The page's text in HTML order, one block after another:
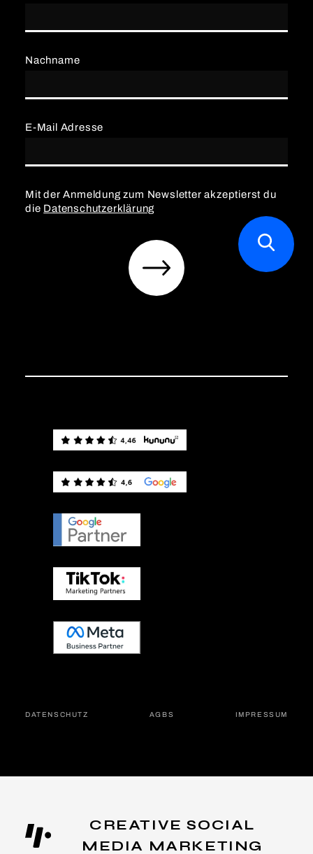
E-Mail Adresse
Nachname
Mit der Anmeldung zum Newsletter akzeptierst du
die Datenschutzerklärung
DATEN­SCHUTZ AGBS IMPRES­SUM
CREATIVE SOCIAL
MEDIA MARKETING